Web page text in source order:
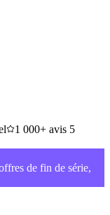
1 000+ avis 5
de fin de série,